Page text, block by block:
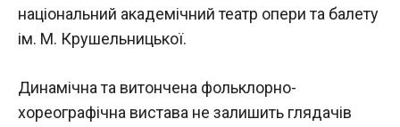
національний академічний театр опери та балету
ім. М. Крушельницької.
Динамічна та витончена фольклорно-
хореографічна вистава не залишить глядачів